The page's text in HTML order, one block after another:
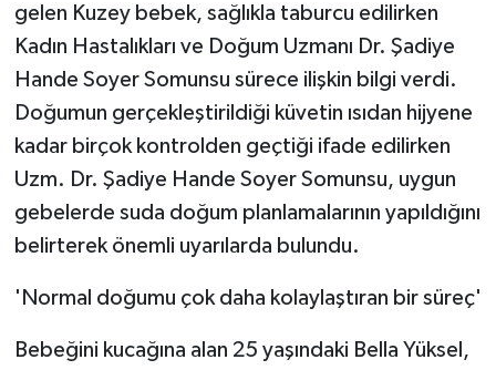
gelen Kuzey bebek, sağlıkla taburcu edilirken
Kadın Hastalıkları ve Doğum Uzmanı Dr. Şadiye
Hande Soyer Somunsu sürece ilişkin bilgi verdi.
Doğumun gerçekleştirildiği küvetin ısıdan hijyene
kadar birçok kontrolden geçtiği ifade edilirken
Uzm. Dr. Şadiye Hande Soyer Somunsu, uygun
gebelerde suda doğum planlamalarının yapıldığını
belirterek önemli uyarılarda bulundu.
'Normal doğumu çok daha kolaylaştıran bir süreç'
Bebeğini kucağına alan 25 yaşındaki Bella Yüksel,